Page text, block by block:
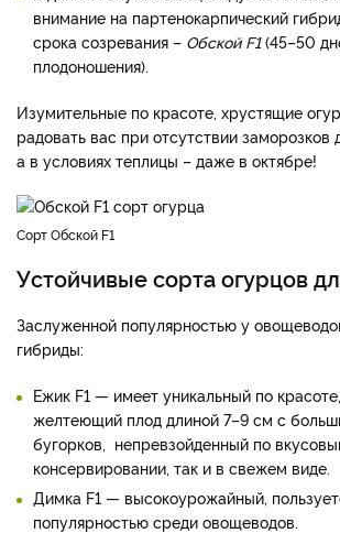
внимание на партенокарпический
срока созревания – Обской F1(45–50
плодоношения).
Изумительные по красоте, хрустящие
радовать вас при отсутствии заморозков
а в условиях теплицы – даже в октябре!
Сорт Обской F1
Устойчивые сорта огурцов
Заслуженной популярностью у
гибриды:
Ежик F1 — имеет уникальный по
желтеющий плод длиной 7–9 см с
бугорков, непревзойденный по
консервировании, так и в свежем виде.
Димка F1 — высокоурожайный,
популярностью среди овощеводов.